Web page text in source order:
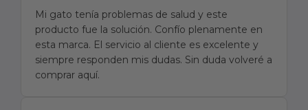
Mi gato tenía problemas de salud y este
producto fue la solución. Confío plenamente en
esta marca. El servicio al cliente es excelente y
siempre responden mis dudas. Sin duda volveré a
comprar aquí.